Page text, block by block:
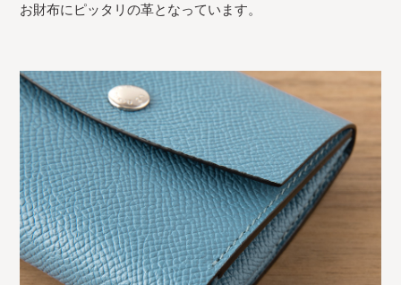
お財布にピッタリの革となっています。